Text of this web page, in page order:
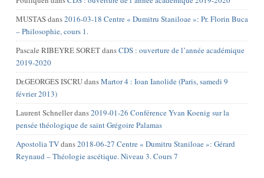
MUSTASdans2016-03-18 Centre « Dumitru Staniloae »: Pr. Florin Buca
– Philosophie, cours 1.
Pascale RIBEYRE SORETdansCDS : ouverture de l’année académique
2019-2020
Dr.GEORGES ISCRUdansMartor 4 : Ioan Ianolide (Paris, samedi 9
février 2013)
Laurent Schnellerdans2019-01-26 Conférence Yvan Koenig sur la
pensée théologique de saint Grégoire Palamas
Apostolia TVdans2018-06-27 Centre « Dumitru Staniloae »: Gérard
Reynaud – Théologie ascétique. Niveau 3. Cours 7